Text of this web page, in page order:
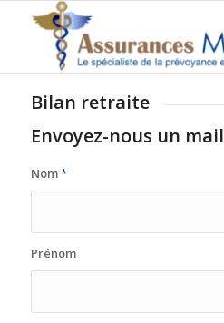
Bilan retraite
Envoyez-nous un mail
Nom*
Prénom